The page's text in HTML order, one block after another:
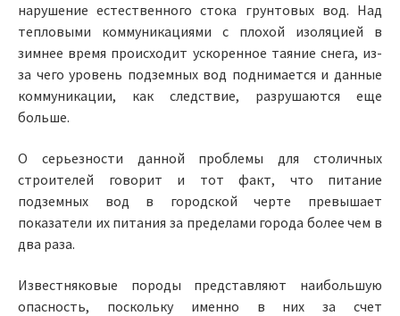
нарушение естественного стока грунтовых вод. Над
тепловыми коммуникациями с плохой изоляцией в
зимнее время происходит ускоренное таяние снега, из-
за чего уровень подземных вод поднимается и данные
коммуникации, как следствие, разрушаются еще
больше.
О серьезности данной проблемы для столичных
строителей говорит и тот факт, что питание
подземных вод в городской черте превышает
показатели их питания за пределами города более чем в
два раза.
Известняковые породы представляют наибольшую
опасность, поскольку именно в них за счет